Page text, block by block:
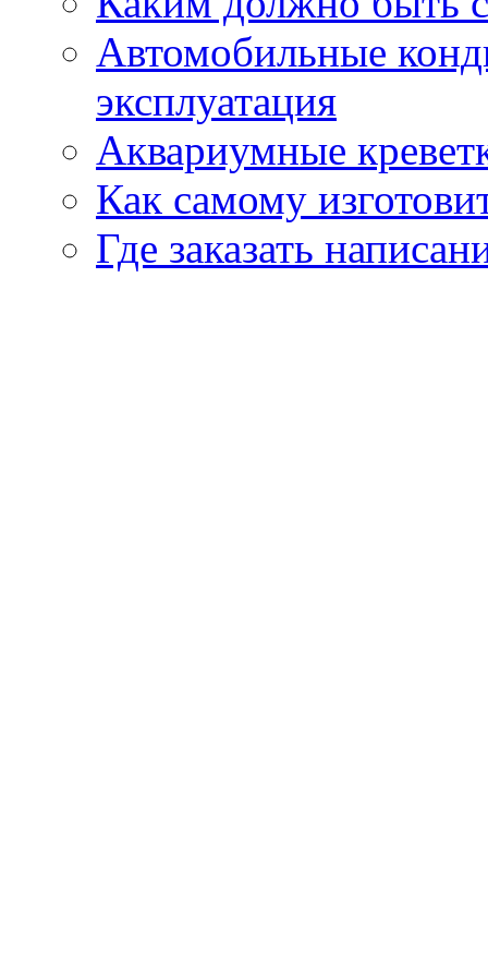
Автомобильные
эксплуатация
Аквариумные
Как самому
Где заказать